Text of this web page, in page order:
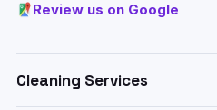
Review us on Google
Cleaning Services